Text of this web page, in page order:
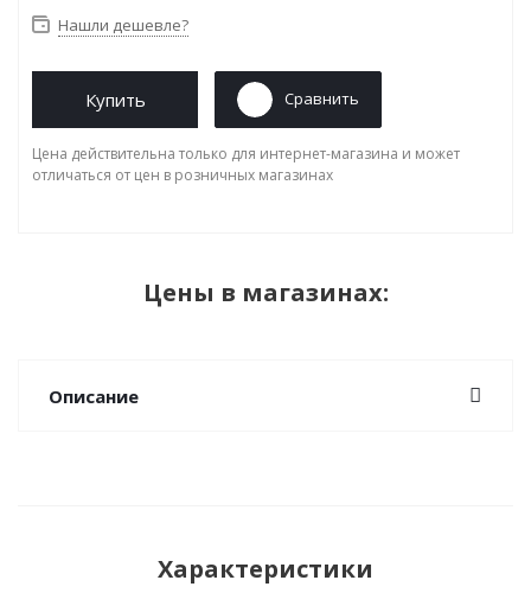
Нашли дешевле?
Купить Сравнить
Цена действительна только для интернет-магазина и может
отличаться от цен в розничных магазинах
Цены в магазинах:
Описание
Характеристики